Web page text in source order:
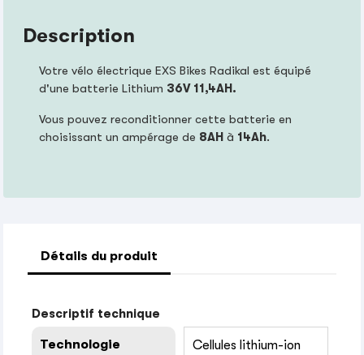
Description
Votre vélo électrique EXS Bikes Radikal est équipé
d'une batterie Lithium 36V 11,4AH.
Vous pouvez reconditionner cette batterie en
choisissant un ampérage de 8AHà 14Ah.
Détails du produit
Descriptif technique
Technologie Cellules lithium-ion